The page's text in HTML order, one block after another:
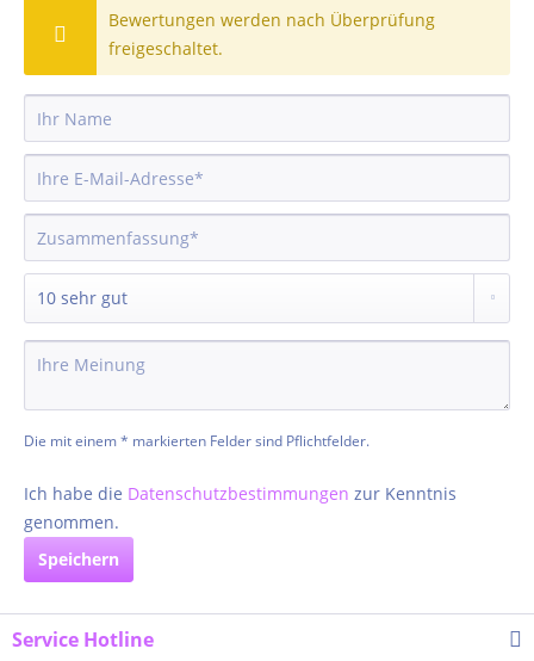
Bewertungen werden nach Überprüfung
freigeschaltet.
Die mit einem * markierten Felder sind Pflichtfelder.
Ich habe die Datenschutzbestimmungen zur Kenntnis
genommen.
Speichern
Service Hotline